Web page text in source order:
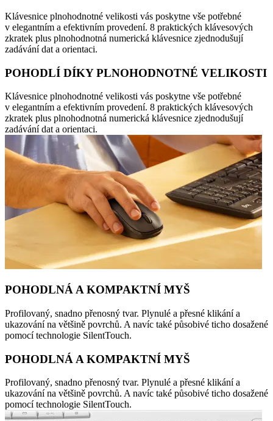
Klávesnice plnohodnotné velikosti vás poskytne vše potřebné
v elegantním a efektivním provedení. 8 praktických klávesových
zkratek plus plnohodnotná numerická klávesnice zjednodušují
zadávání dat a orientaci.
POHODLÍ DÍKY PLNOHODNOTNÉ VELIKOSTI
Klávesnice plnohodnotné velikosti vás poskytne vše potřebné
v elegantním a efektivním provedení. 8 praktických klávesových
zkratek plus plnohodnotná numerická klávesnice zjednodušují
zadávání dat a orientaci.
POHODLNÁ A KOMPAKTNÍ MYŠ
Profilovaný, snadno přenosný tvar. Plynulé a přesné klikání a
ukazování na většině povrchů. A navíc také působivé ticho dosažené
pomocí technologie SilentTouch.
POHODLNÁ A KOMPAKTNÍ MYŠ
Profilovaný, snadno přenosný tvar. Plynulé a přesné klikání a
ukazování na většině povrchů. A navíc také působivé ticho dosažené
pomocí technologie SilentTouch.